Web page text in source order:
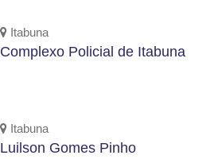
Itabuna
Complexo Policial de Itabuna
Itabuna
Luilson Gomes Pinho